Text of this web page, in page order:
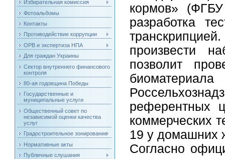
Избирательная комиссия
Фотоальбомы
Контакты
Противодействие коррупции
ОРВ и экспертиза НПА
Для граждан Украины
Сектор внутреннего финансового
контроля
80-ая годовщина Победы
Государственные и
муниципальные услуги
Общественный совет по
независимой оценки качества
услуг
Градостроительное зонирование
Нормативные акты
Публичные слушания
кормов»
разработка
произвести
позволит
референтных
коммерческих
19 у домашних
Согласно